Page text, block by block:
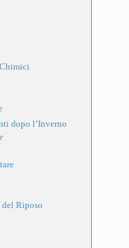
dopo l’Inverno
Riposo